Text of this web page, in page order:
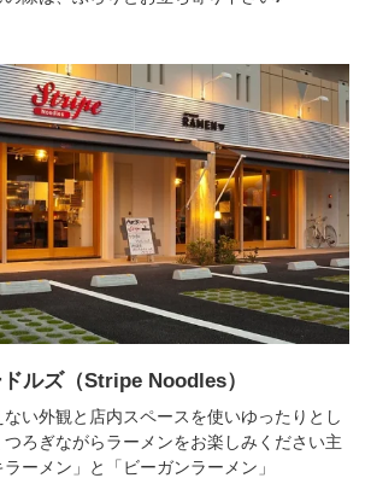
ルズ（Stripe Noodles）
い外観と店内スペースを使いゆったりとし
ろぎながらラーメンをお楽しみください​主
ーメン」と「ビーガンラーメン」